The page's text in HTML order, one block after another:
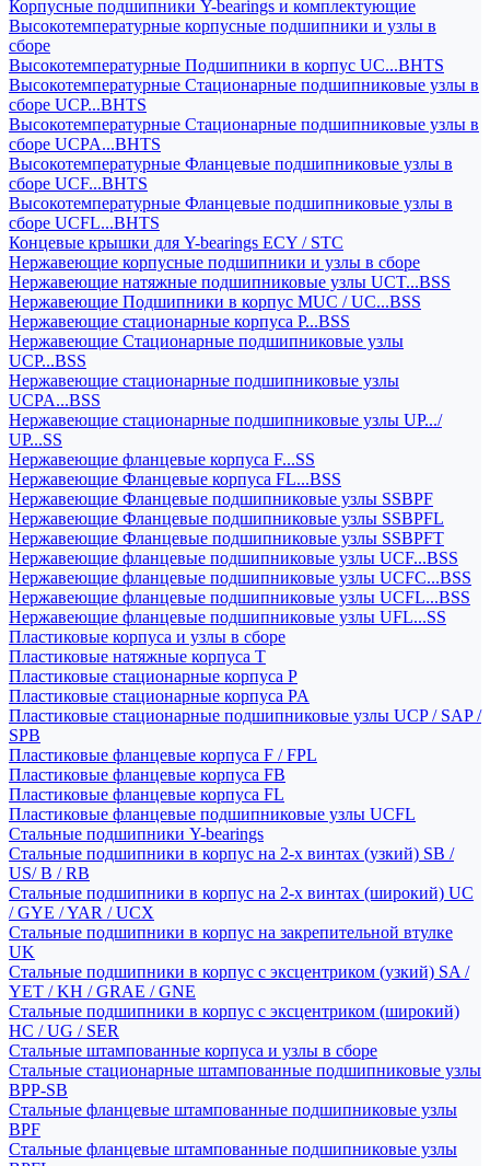
Корпусные подшипники Y-bearings и комплектующие
Высокотемпературные корпусные подшипники и узлы в
сборе
Высокотемпературные Подшипники в корпус UC...BHTS
Высокотемпературные Стационарные подшипниковые узлы в
сборе UCP...BHTS
Высокотемпературные Стационарные подшипниковые узлы в
сборе UCPA...BHTS
Высокотемпературные Фланцевые подшипниковые узлы в
сборе UCF...BHTS
Высокотемпературные Фланцевые подшипниковые узлы в
сборе UCFL...BHTS
Концевые крышки для Y-bearings ECY / STC
Нержавеющие корпусные подшипники и узлы в сборе
Нержавеющие натяжные подшипниковые узлы UCT...BSS
Нержавеющие Подшипники в корпус MUC / UC...BSS
Нержавеющие стационарные корпуса P...BSS
Нержавеющие Стационарные подшипниковые узлы
UCP...BSS
Нержавеющие стационарные подшипниковые узлы
UCPA...BSS
Нержавеющие стационарные подшипниковые узлы UP.../
UP...SS
Нержавеющие фланцевые корпуса F...SS
Нержавеющие Фланцевые корпуса FL...BSS
Нержавеющие Фланцевые подшипниковые узлы SSBPF
Нержавеющие Фланцевые подшипниковые узлы SSBPFL
Нержавеющие Фланцевые подшипниковые узлы SSBPFT
Нержавеющие фланцевые подшипниковые узлы UCF...BSS
Нержавеющие фланцевые подшипниковые узлы UCFC...BSS
Нержавеющие фланцевые подшипниковые узлы UCFL...BSS
Нержавеющие фланцевые подшипниковые узлы UFL...SS
Пластиковые корпуса и узлы в сборе
Пластиковые натяжные корпуса T
Пластиковые стационарные корпуса P
Пластиковые стационарные корпуса PA
Пластиковые стационарные подшипниковые узлы UCP / SAP /
SPB
Пластиковые фланцевые корпуса F / FPL
Пластиковые фланцевые корпуса FB
Пластиковые фланцевые корпуса FL
Пластиковые фланцевые подшипниковые узлы UCFL
Стальные подшипники Y-bearings
Стальные подшипники в корпус на 2-х винтах (узкий) SB /
US/ B / RB
Стальные подшипники в корпус на 2-х винтах (широкий) UC
/ GYE / YAR / UCX
Стальные подшипники в корпус на закрепительной втулке
UK
Стальные подшипники в корпус с эксцентриком (узкий) SA /
YET / KH / GRAE / GNE
Стальные подшипники в корпус с эксцентриком (широкий)
HC / UG / SER
Стальные штампованные корпуса и узлы в сборе
Стальные стационарные штампованные подшипниковые узлы
BPP-SB
Стальные фланцевые штампованные подшипниковые узлы
BPF
Стальные фланцевые штампованные подшипниковые узлы